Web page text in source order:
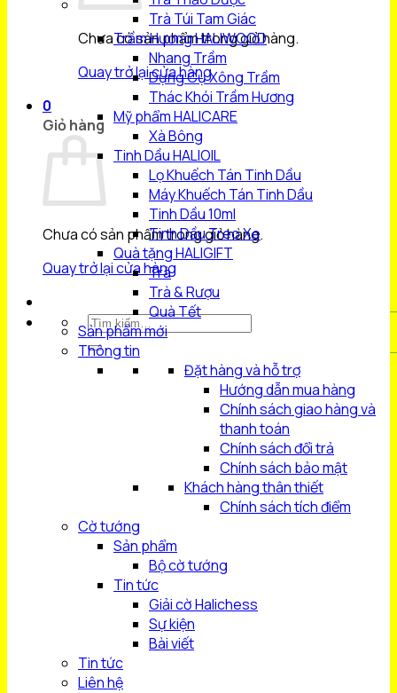
Chưa có sản phẩm trong giỏ hàng.
Quay trở lại cửa hàng
0
Giỏ hàng
Chưa có sản phẩm trong giỏ hàng.
Quay trở lại cửa hàng
Tìm
kiếm:
Trà Túi Tam Giác
Trầm Hương HALIWOOD
Nhang Trầm
Dụng Cụ Xông Trầm
Thác Khói Trầm Hương
Mỹ phẩm HALICARE
Xà Bông
Tinh Dầu HALIOIL
Lọ Khuếch Tán Tinh Dầu
Máy Khuếch Tán Tinh Dầu
Tinh Dầu 10ml
Tinh Dầu Treo Xe
Quà tặng HALIGIFT
Trà
Trà & Rượu
Quà Tết
Sản phẩm mới
Thông tin
Đặt hàng và hỗ trợ
Hướng dẫn mua hàng
Chính sách giao hàng và
thanh toán
Chính sách đổi trả
Chính sách bảo mật
Khách hàng thân thiết
Chính sách tích điểm
Cờ tướng
Sản phẩm
Bộ cờ tướng
Tin tức
Giải cờ Halichess
Sự kiện
Bài viết
Tin tức
Liên hệ